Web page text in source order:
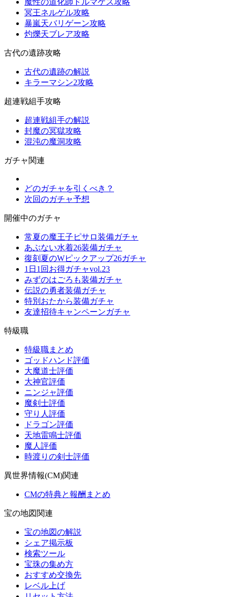
魔性の道化師ドルマゲス攻略
冥王ネルゲル攻略
暴嵐天バリゲーン攻略
灼爍天ブレア攻略
古代の遺跡攻略
古代の遺跡の解説
キラーマシン2攻略
超連戦組手攻略
超連戦組手の解説
封魔の冥獄攻略
混沌の魔洞攻略
ガチャ関連
どのガチャを引くべき？
次回のガチャ予想
開催中のガチャ
常夏の魔王子ピサロ装備ガチャ
あぶない水着26装備ガチャ
復刻夏のWピックアップ26ガチャ
1日1回お得ガチャvol.23
みずのはごろも装備ガチャ
伝説の勇者装備ガチャ
特別おたから装備ガチャ
友達招待キャンペーンガチャ
特級職
特級職まとめ
ゴッドハンド評価
大魔道士評価
大神官評価
ニンジャ評価
魔剣士評価
守り人評価
ドラゴン評価
天地雷鳴士評価
魔人評価
時渡りの剣士評価
異世界情報(CM)関連
CMの特典と報酬まとめ
宝の地図関連
宝の地図の解説
シェア掲示板
検索ツール
宝珠の集め方
おすすめ交換先
レベル上げ